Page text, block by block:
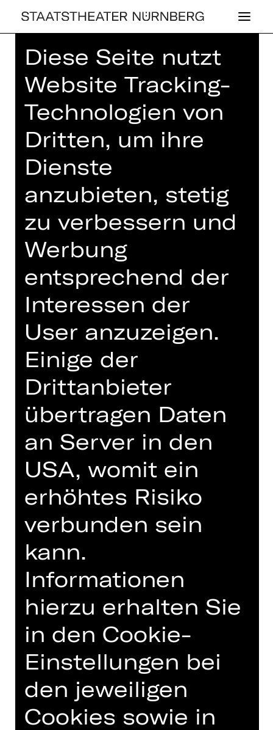
Home>Haus>Künstler*innen>
Caner Akdeniz
SCHAUSPIEL
CANER AK­DENIZ
Regie
Regisseur
Caner Akdeniz, 1989 in Nürnberg
mehreren Jahren in der Industrie
kündigte er seine Stelle, um Regie zu
studieren. Er studierte Schauspiel-
und Musiktheaterregie an der
Theaterakademie August Everding in
München. Heute arbeitet er als
freischaffender Regisseur und
Performer an Staats- und
Szene.
Foto © Jean-Marc Turmes
IN DIESER SPIELZEIT
Diese Seite nutzt
Website Tracking-
Technologien von
Dritten, um ihre
Dienste
anzubieten, stetig
zu verbessern und
Werbung
entsprechend der
Interessen der
User anzuzeigen.
Einige der
Drittanbieter
übertragen Daten
an Server in den
USA, womit ein
erhöhtes Risiko
verbunden sein
kann.
Informationen
hierzu erhalten Sie
in den Cookie-
Einstellungen bei
den jeweiligen
Cookies sowie in